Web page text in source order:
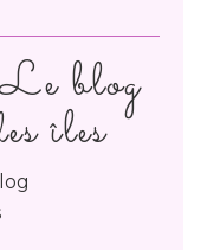
blog
îles